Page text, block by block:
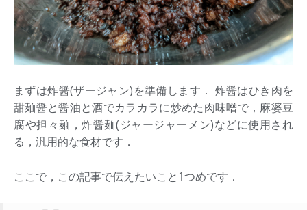
まずは炸醤(ザージャン)を準備します． 炸醤はひき肉を
甜麺醤と醤油と酒でカラカラに炒めた肉味噌で，麻婆豆
腐や担々麺，炸醤麺(ジャージャーメン)などに使用され
る，汎用的な食材です．
ここで，この記事で伝えたいこと1つめです．